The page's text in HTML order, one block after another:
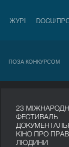
ЖУРІ DOCU/
ПОЗА КОНКУРСОМ
23
ФЕСТИВАЛЬ
КІНО ПРО
ЛЮДИНИ